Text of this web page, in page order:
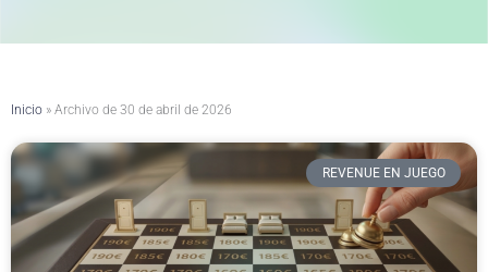
Inicio » Archivo de 30 de abril de 2026
REVENUE EN JUEGO